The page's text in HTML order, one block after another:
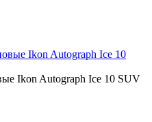
Ikon Autograph Ice 10 SUV